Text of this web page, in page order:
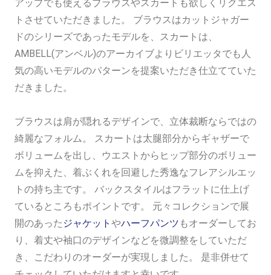
アップでも使えるブラウスやスカートも欲しくリクエス
トさせていただきました。 ブラウスはカットジャガー
ドのシリーズであったモデルを、スカートは、
AMBELL(アンベル)のアーカイブよりビリエッタでも人
気の高いモデルのパターンを提案いただき仕立てていた
だきました。
ブラウスは肩が隠れるデザインで、立体裁断ならではの
綺麗なフォルム。 スカートは太腿部分からギャザーで
ボリュームを出し、ウエストからヒップ部分のボリュー
ムを抑えた、着ぶくれを回避した秀逸なフレアシルエッ
トの持ち主です。 バックスタイルはフラットに仕上げ
ているところもポイントです。 元々コレクションで展
開のあった ジャケット やハーフパンツ もオーダーしてお
り、着丈や袖口のデザインなどを微調整をしていただ
き、こだわりのオーダーが実現しました。 是非併せて